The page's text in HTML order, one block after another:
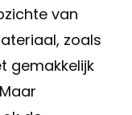
van
zoals
gemakkelijk